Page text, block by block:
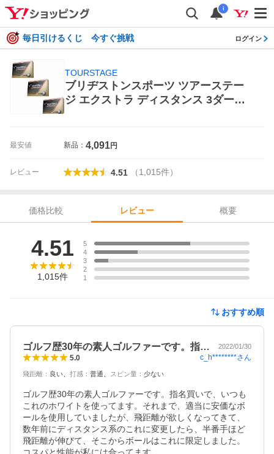
i
毎日引けるくじ 今すぐ挑戦 ログイン
TOURSTAGE
ブリヂストンスポーツ ツアーステー
ジ エクストラ ディスタンス 3ダース
最安値 新品： 4,091円
レビュー 4.51 （1,015件）
価格比較 レビュー
概要
4.51
1,015件
5
4
3
2
1
おすすめ順
ゴルフ歴30年の素人ゴルファーです。指… 2022/01/30
5.0 c_h********さん
飛距離 ： 良い 打感 ： 普通 スピン量 ： 少ない
ゴルフ歴30年の素人ゴルファーです。指名買いで、いつも
これのホワイトを使ってます。それまで、適当に安価なボ
ールを使用していましたが、飛距離が欲しくなってきて、
数年前にディスタンス系のこれに変更したら、半番手ほど
飛距離が伸びて、そこからボールはこれに限定しました。